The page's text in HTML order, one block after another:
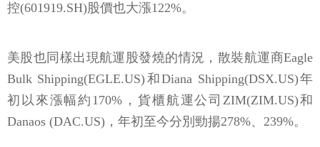
控(601919.SH)股價也大漲122%。
美股也同樣出現航運股發燒的情況，散裝航運商Eagle
Bulk Shipping(EGLE.US)和Diana Shipping(DSX.US)年
初以來漲幅約170%，貨櫃航運公司ZIM(ZIM.US)和
Danaos (DAC.US)，年初至今分別勁揚278%、239%。